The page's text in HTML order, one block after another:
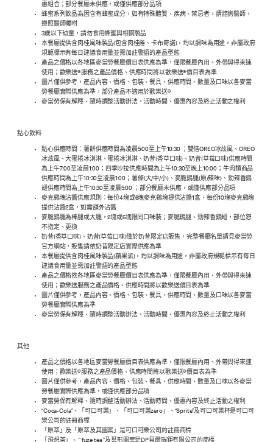
惠組合；部分餐廳未供應，或僅供應部分品項
蜂蜜系列飲品為因含有蜂蜜成分，如有特殊體質、疾病、禁忌者，請諮詢醫師，
遵照醫師囑咐
3歲以下幼童，請勿食用蜂蜜與相關製品
本餐廳提供含肉桂風味製品(包含肉桂捲、卡布奇諾)，均以調味為用途，非屬政府
規範標示有每日建議食用量並需加註警語的產品型態
產品之價格以各地區麥當勞餐廳價目表供應為準，僅限餐廳內用、外帶與得來速
使用；歡樂送®服務之產品價格、供應時間將以歡樂送®價目表為準
圖片僅供參考，產品內容、價格、包裝、餐具、供應時間、數量及口味以各麥當
勞餐廳實際供應為準，部分產品不適用於歡樂送®
麥當勞保有解釋、隨時調整活動辦法、活動時間、優惠內容及終止活動之權利
點心飲料
點心供應時間：薯餅供應時間為凌晨5:00至上午10:30 ；雙倍OREO冰炫風、OREO
冰炫風、大蛋捲冰淇淋、蛋捲冰淇淋、奶昔(香草口味)、奶昔(草莓口味)供應時間
為上午7:00至凌晨1:00；四季沙拉供應時間為上午10:30至晚上10:00；牛肉類商品
供應時間為上午10:30至凌晨1:00；薯條(大/中/小)、麥脆鷄腿(原/辣味)、勁辣香鷄
翅供應時間為上午10:30至凌晨5:00 ；部分餐廳未供應，或僅供應部分品項
麥克鷄塊沾醬供應規則：每份4塊或6塊麥克鷄塊提供沾醬1盒、每份10塊麥克鷄塊
提供沾醬2盒，如需額外沾醬
麥脆鷄腿為棒腿或大腿，2塊或6塊限同口味裝；麥脆鷄腿、勁辣香鷄翅，部位恕
不指定、更換
奶昔(香草口味)、奶昔(草莓口味)僅於奶昔限定店販售，完整餐廳名單請見麥當勞
官方網站，販售請依奶昔限定店實際供應為準
本餐廳提供含肉桂風味製品(蘋果派)，均以調味為用途，非屬政府規範標示有每日
建議食用量並需加註警語的產品型態
產品之價格依各地區麥當勞餐廳價目表供應為準，僅限餐廳內用、外帶與得來速
使用；歡樂送服務之產品價格、供應時間將以歡樂送價目表為準
圖片僅供參考，產品內容、價格、包裝、餐具、供應時間、數量及口味以各麥當
勞餐廳實際供應為準
麥當勞保有解釋、隨時調整活動辦法、活動時間、優惠內容及終止活動之權利
其他
產品之價格以各地區麥當勞餐廳價目表供應為準，僅限餐廳內用、外帶與得來速
使用；歡樂送®服務之產品價格、供應時間將以歡樂送®價目表為準
圖片僅供參考，產品內容、價格、包裝、餐具、供應時間、數量及口味以各麥當
勞餐廳實際供應為準，或僅供應部分品項
麥當勞保有解釋、隨時調整活動辦法、活動時間、優惠內容及終止活動之權利
“Coca-Cola”、「可口可樂」、「可口可樂zero」、“Sprite”及可口可樂杯是可口可
樂公司的註冊商標
「原萃」及「原萃及其圖案」是可口可樂公司的註冊商標